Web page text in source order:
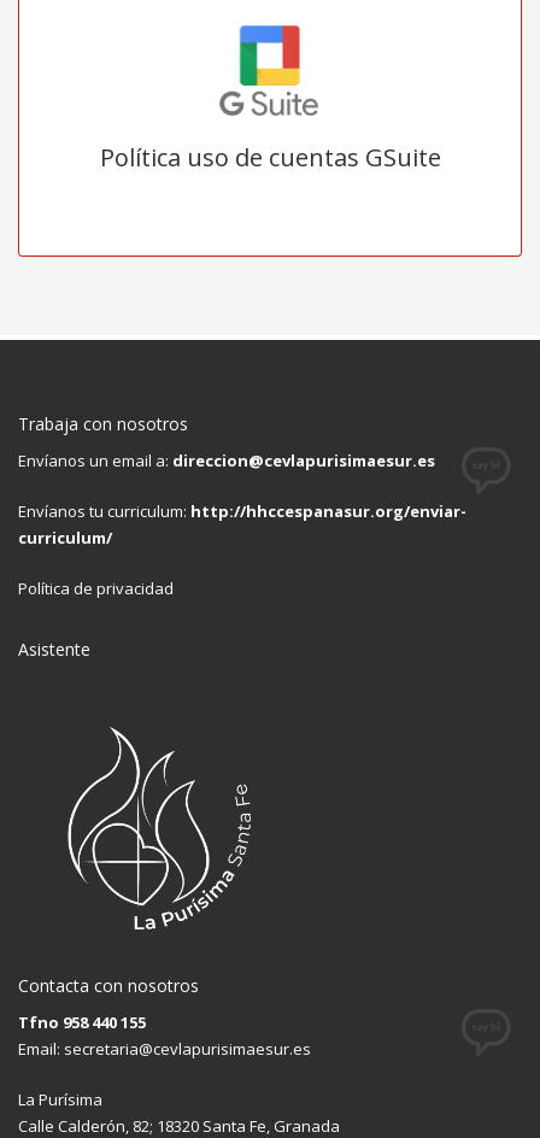
Política uso de cuentas GSuite
Trabaja con nosotros
Envíanos un email a: direccion@cevlapurisimaesur.es
Envíanos tu curriculum: http://hhccespanasur.org/enviar-
curriculum/
Política de privacidad
Asistente
Contacta con nosotros
Tfno 958 440 155
Email: secretaria@cevlapurisimaesur.es
La Purísima
Calle Calderón, 82; 18320 Santa Fe, Granada